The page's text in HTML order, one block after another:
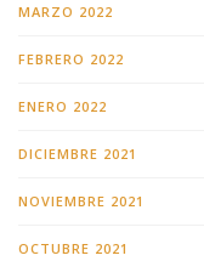
MARZO 2022
FEBRERO 2022
ENERO 2022
DICIEMBRE 2021
NOVIEMBRE 2021
OCTUBRE 2021